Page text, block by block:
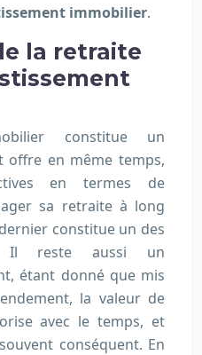
immobilier.
la retraite
constitue un
offre en même temps,
en termes de
sa retraite à long
constitue un des
Il reste aussi un
étant donné que mis
la valeur de
avec le temps, et
conséquent. En